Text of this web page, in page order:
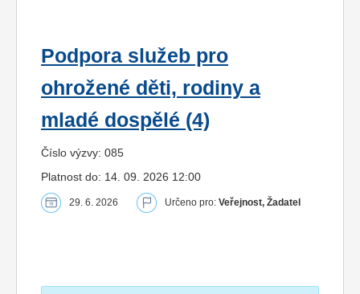
Podpora služeb pro
ohrožené děti, rodiny a
mladé dospělé (4)
Číslo výzvy: 085
Platnost do: 14. 09. 2026 12:00
29. 6. 2026 Určeno pro: Veřejnost, Žadatel